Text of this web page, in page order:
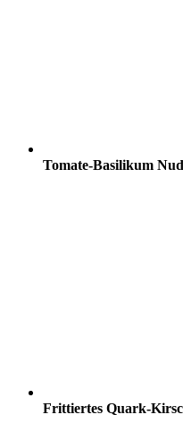
Tomate-Basilikum
Frittiertes Quark-